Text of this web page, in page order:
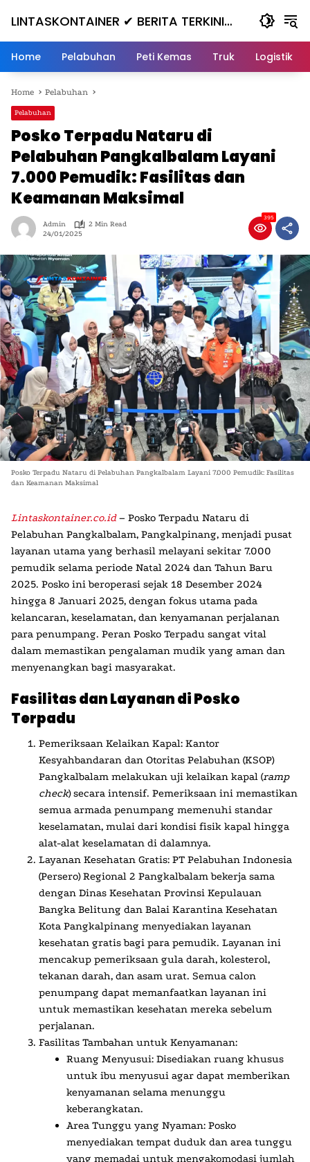
LINTASKONTAINER ✔ BERITA TERKINI
KONTAINER TERBARU HARI INI
Home Pelabuhan Peti Kemas Truk Logistik
Home Pelabuhan
Pelabuhan
Posko Terpadu Nataru di
Pelabuhan Pangkalbalam Layani
7.000 Pemudik: Fasilitas dan
Keamanan Maksimal
Admin
2 Min Read
24/01/2025
395
Posko Terpadu Nataru di Pelabuhan Pangkalbalam Layani 7.000 Pemudik: Fasilitas
dan Keamanan Maksimal
Lintaskontainer.co.id– Posko Terpadu Nataru di
Pelabuhan Pangkalbalam, Pangkalpinang, menjadi pusat
layanan utama yang berhasil melayani sekitar 7.000
pemudik selama periode Natal 2024 dan Tahun Baru
2025. Posko ini beroperasi sejak 18 Desember 2024
hingga 8 Januari 2025, dengan fokus utama pada
kelancaran, keselamatan, dan kenyamanan perjalanan
para penumpang. Peran Posko Terpadu sangat vital
dalam memastikan pengalaman mudik yang aman dan
menyenangkan bagi masyarakat.
Fasilitas dan Layanan di Posko
Terpadu
Pemeriksaan Kelaikan Kapal: Kantor
Kesyahbandaran dan Otoritas Pelabuhan (KSOP)
Pangkalbalam melakukan uji kelaikan kapal (ramp
check) secara intensif. Pemeriksaan ini memastikan
semua armada penumpang memenuhi standar
keselamatan, mulai dari kondisi fisik kapal hingga
alat-alat keselamatan di dalamnya.
Layanan Kesehatan Gratis: PT Pelabuhan Indonesia
(Persero) Regional 2 Pangkalbalam bekerja sama
dengan Dinas Kesehatan Provinsi Kepulauan
Bangka Belitung dan Balai Karantina Kesehatan
Kota Pangkalpinang menyediakan layanan
kesehatan gratis bagi para pemudik. Layanan ini
mencakup pemeriksaan gula darah, kolesterol,
tekanan darah, dan asam urat. Semua calon
penumpang dapat memanfaatkan layanan ini
untuk memastikan kesehatan mereka sebelum
perjalanan.
Fasilitas Tambahan untuk Kenyamanan:
Ruang Menyusui: Disediakan ruang khusus
untuk ibu menyusui agar dapat memberikan
kenyamanan selama menunggu
keberangkatan.
Area Tunggu yang Nyaman: Posko
menyediakan tempat duduk dan area tunggu
yang memadai untuk mengakomodasi jumlah